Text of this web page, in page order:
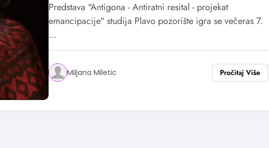
Predstava "Antigona - Antiratni resital - projekat
emancipacije" studija Plavo pozorište igra se večeras 7.
…
Miljana Miletic